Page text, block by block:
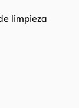
limpieza